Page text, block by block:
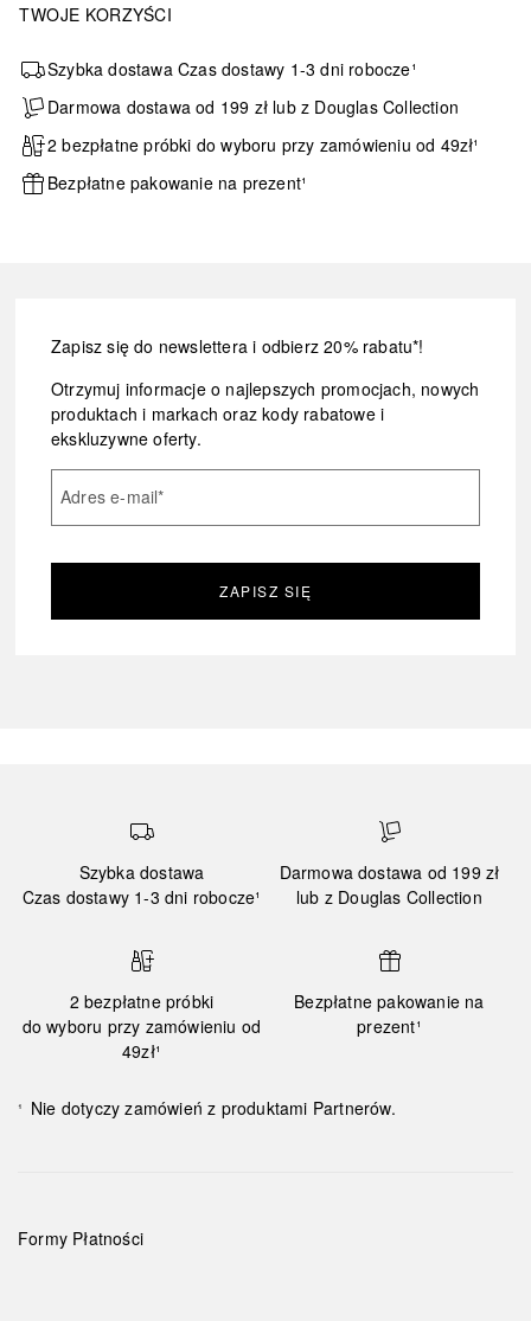
TWOJE KORZYŚCI
Szybka dostawa Czas dostawy 1-3 dni robocze¹
Darmowa dostawa od 199 zł lub z Douglas Collection
2 bezpłatne próbki do wyboru przy zamówieniu od 49zł¹
Bezpłatne pakowanie na prezent¹
Zapisz się do newslettera i odbierz 20% rabatu*!
Otrzymuj informacje o najlepszych promocjach, nowych
produktach i markach oraz kody rabatowe i
ekskluzywne oferty.
Adres e-mail*
ZAPISZ SIĘ
Szybka dostawa
Czas dostawy 1-3 dni robocze¹
Darmowa dostawa od 199 zł
lub z Douglas Collection
2 bezpłatne próbki
do wyboru przy zamówieniu od
49zł¹
Bezpłatne pakowanie na
prezent¹
¹ Nie dotyczy zamówień z produktami Partnerów.
Formy Płatności